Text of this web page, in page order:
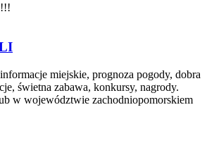
miejskie, prognoza pogody, dobra
świetna zabawa, konkursy, nagrody.
w województwie zachodniopomorskiem